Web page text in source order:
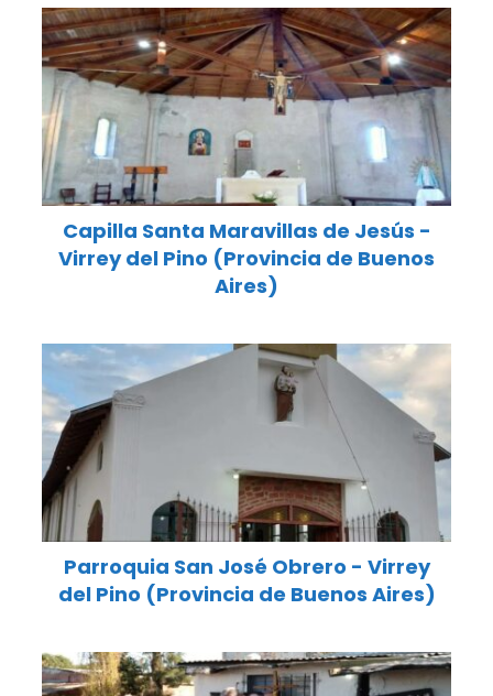
Capilla Santa Maravillas de Jesús -
Virrey del Pino (Provincia de Buenos
Aires)
Parroquia San José Obrero - Virrey
del Pino (Provincia de Buenos Aires)